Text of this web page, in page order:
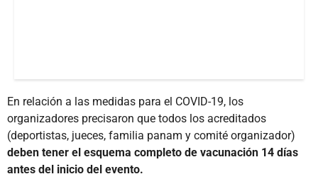
En relación a las medidas para el COVID-19, los
organizadores precisaron que todos los acreditados
(deportistas, jueces, familia panam y comité organizador)
deben tener el esquema completo de vacunación 14 días
antes del inicio del evento.